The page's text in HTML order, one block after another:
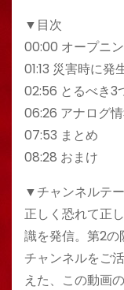
▼目次
00:00 オープニ
01:13 災害時に発
02:56 とるべき3
06:26 アナログ
07:53 まとめ
08:28 おまけ
▼チャンネルテ
正しく恐れて正
識を発信。第2の
チャンネルをご
えた、この動画